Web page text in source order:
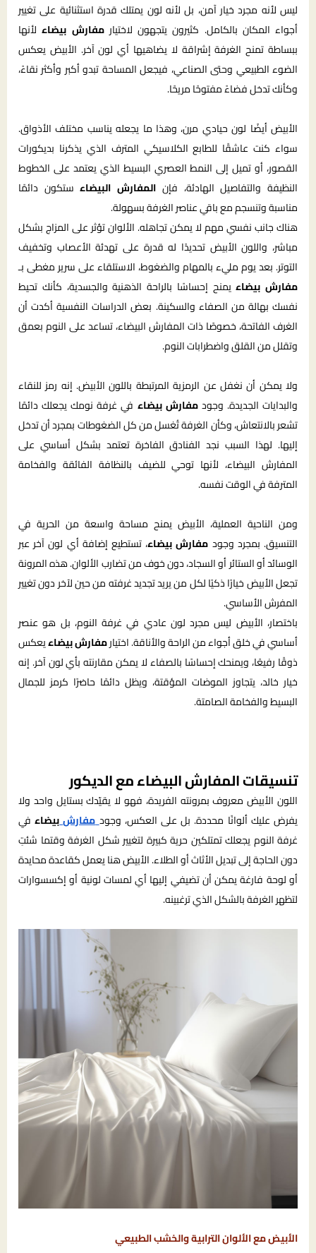
ليس لأنه مجرد خيار آمن، بل لأنه لون يمتلك قدرة استثنائية على تغيير
أجواء المكان بالكامل. كثيرون يتجهون لاختيارمفارش بيضاءلأنها
ببساطة تمنح الغرفة إشراقة لا يضاهيها أي لون آخر. الأبيض يعكس
الضوء الطبيعي وحتى الصناعي، فيجعل المساحة تبدو أكبر وأكثر نقاءً،
وكأنك تدخل فضاءً مفتوحًا مريحًا.
الأبيض أيضًا لون حيادي مرن، وهذا ما يجعله يناسب مختلف الأذواق.
سواء كنت عاشقًا للطابع الكلاسيكي المترف الذي يذكرنا بديكورات
القصور، أو تميل إلى النمط العصري البسيط الذي يعتمد على الخطوط
النظيفة والتفاصيل الهادئة، فإن المفارش البيضاءستكون دائمًا
مناسبة وتنسجم مع باقي عناصر الغرفة بسهولة.
هناك جانب نفسي مهم لا يمكن تجاهله. الألوان تؤثر على المزاج بشكل
مباشر، واللون الأبيض تحديدًا له قدرة على تهدئة الأعصاب وتخفيف
التوتر. بعد يوم مليء بالمهام والضغوط، الاستلقاء على سرير مغطى بـ
مفارش بيضاءيمنح إحساسًا بالراحة الذهنية والجسدية، كأنك تحيط
نفسك بهالة من الصفاء والسكينة. بعض الدراسات النفسية أكدت أن
الغرف الفاتحة، خصوصًا ذات المفارش البيضاء، تساعد على النوم بعمق
وتقلل من القلق واضطرابات النوم.
ولا يمكن أن نغفل عن الرمزية المرتبطة باللون الأبيض. إنه رمز للنقاء
والبدايات الجديدة. وجودمفارش بيضاء في غرفة نومك يجعلك دائمًا
تشعر بالانتعاش، وكأن الغرفة تُغسل من كل الضغوطات بمجرد أن تدخل
إليها. لهذا السبب نجد الفنادق الفاخرة تعتمد بشكل أساسي على
المفارش البيضاء، لأنها توحي للضيف بالنظافة الفائقة والفخامة
المترفة في الوقت نفسه.
ومن الناحية العملية، الأبيض يمنح مساحة واسعة من الحرية في
التنسيق. بمجرد وجود مفارش بيضاء، تستطيع إضافة أي لون آخر عبر
الوسائد أو الستائر أو السجاد، دون خوف من تضارب الألوان. هذه المرونة
تجعل الأبيض خيارًا ذكيًا لكل من يريد تجديد غرفته من حين لآخر دون تغيير
المفرش الأساسي.
باختصار، الأبيض ليس مجرد لون عادي في غرفة النوم، بل هو عنصر
أساسي في خلق أجواء من الراحة والأناقة. اختيارمفارش بيضاءيعكس
ذوقًا رفيعًا، ويمنحك إحساسًا بالصفاء لا يمكن مقارنته بأي لون آخر. إنه
خيار خالد، يتجاوز الموضات المؤقتة، ويظل دائمًا حاضرًا كرمز للجمال
البسيط والفخامة الصامتة.
تنسيقات المفارش البيضاء مع الديكور
اللون الأبيض معروف بمرونته الفريدة، فهو لا يقيّدك بستايل واحد ولا
يفرض عليك ألوانًا محددة. بل على العكس، وجود مفارشبيضاءفي
غرفة النوم يجعلك تمتلكين حرية كبيرة لتغيير شكل الغرفة وقتما شئتِ
دون الحاجة إلى تبديل الأثاث أو الطلاء. الأبيض هنا يعمل كقاعدة محايدة
أو لوحة فارغة يمكن أن تضيفي إليها أي لمسات لونية أو إكسسوارات
لتظهر الغرفة بالشكل الذي ترغبينه.
الأبيض مع الألوان الترابية والخشب الطبيعي